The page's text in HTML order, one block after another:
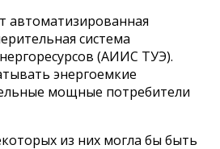
автоматизированная
система
(АИИС ТУЭ).
энергоемкие
мощные потребители
из них могла бы быть